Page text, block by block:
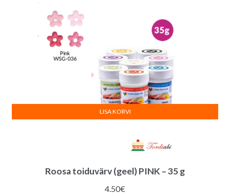
Roosa toiduvärv (geel) PINK – 35 g
4.50€
LISA KORVI